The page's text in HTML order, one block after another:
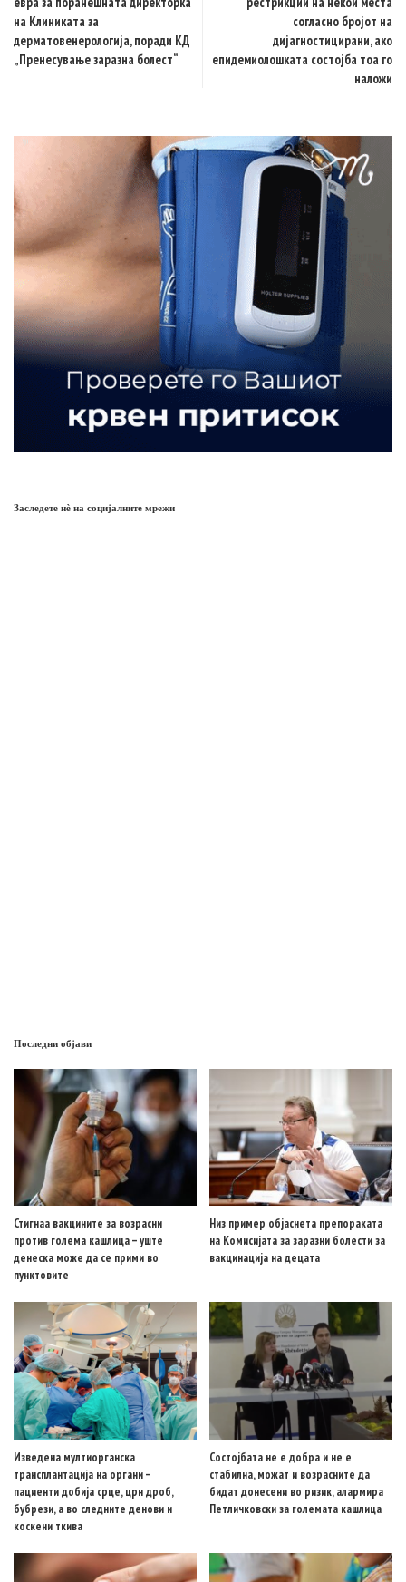
на Клиниката за
дерматовенерологија, поради КД
„Пренесување заразна болест“
согласно бројот на
дијагностицирани, ако
епидемиолошката состојба тоа го
наложи
Заследете нѐ на социјалните мрежи
Последни објави
Стигнаа вакцините за возрасни
против голема кашлица – уште
денеска може да се прими во
пунктовите
Низ пример објаснета препораката
на Комисијата за заразни болести за
вакцинација на децата
Изведена мултиорганска
трансплантација на органи –
пациенти добија срце, црн дроб,
бубрези, а во следните денови и
коскени ткива
Состојбата не е добра и не е
стабилна, можат и возрасните да
бидат донесени во ризик, алармира
Петличковски за големата кашлица